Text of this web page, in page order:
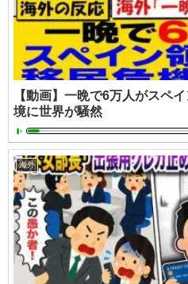
【動画】一晩で6万人がスペ
境に世界が騒然
海外